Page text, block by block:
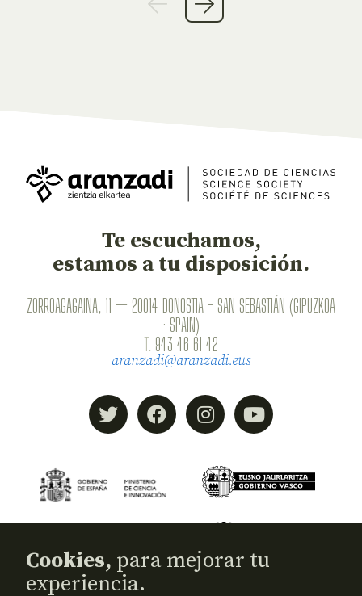
Te escuchamos,
estamos a tu disposición.
ZORROAGAGAINA, 11 — 20014 DONOSTIA - SAN SEBASTIÁN (GIPUZKOA
· SPAIN)
T. 943 46 61 42
aranzadi@aranzadi.eus
Cookies, para mejorar tu
experiencia.